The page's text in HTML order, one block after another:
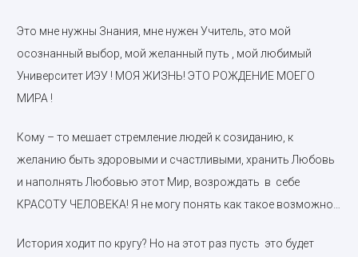
Это мне нужны Знания, мне нужен Учитель, это мой
осознанный выбор, мой желанный путь , мой любимый
Университет ИЭУ ! МОЯ ЖИЗНЬ! ЭТО РОЖДЕНИЕ МОЕГО
МИРА !
Кому – то мешает стремление людей к созиданию, к
желанию быть здоровыми и счастливыми, хранить Любовь
и наполнять Любовью этот Мир, возрождать в себе
КРАСОТУ ЧЕЛОВЕКА! Я не могу понять как такое возможно…
История ходит по кругу? Но на этот раз пусть это будет